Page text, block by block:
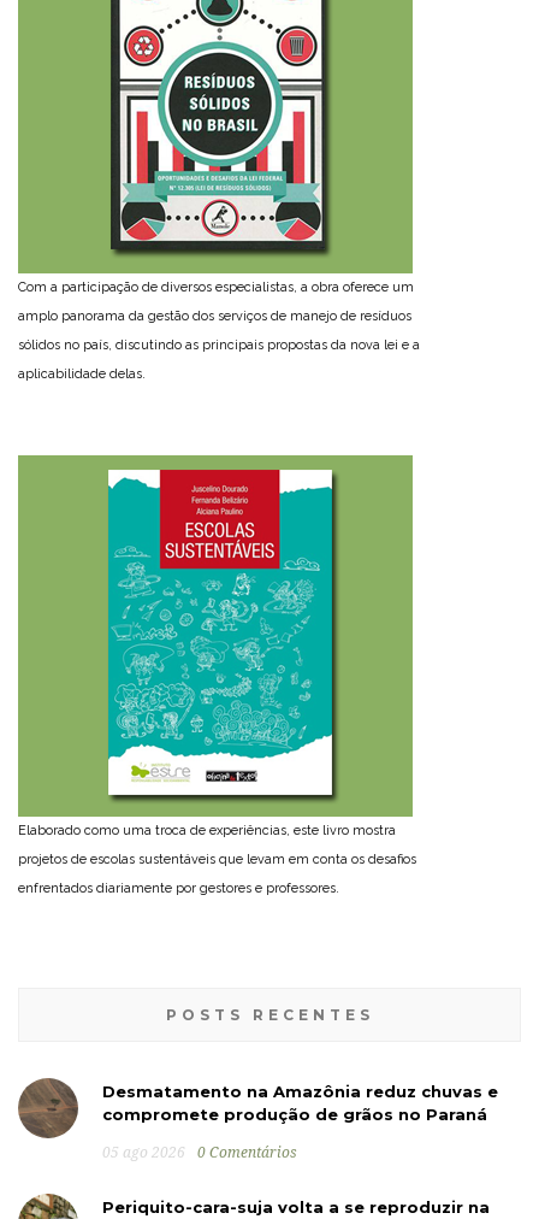
Com a participação de diversos especialistas, a obra oferece um
amplo panorama da gestão dos serviços de manejo de resíduos
sólidos no país, discutindo as principais propostas da nova lei e a
aplicabilidade delas.
Elaborado como uma troca de experiências, este livro mostra
projetos de escolas sustentáveis que levam em conta os desafios
enfrentados diariamente por gestores e professores.
POSTS RECENTES
Desmatamento na Amazônia reduz chuvas e
compromete produção de grãos no Paraná
05 ago 2026 0 Comentários
Periquito-cara-suja volta a se reproduzir na